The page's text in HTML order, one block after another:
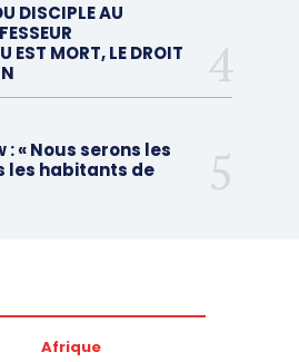
DISCIPLE AU
EST MORT, LE DROIT
: « Nous serons les
les habitants de
Afrique